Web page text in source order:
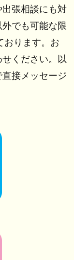
張相談にも対
でも可能な限
おります。お
ください。以
接メッセージ